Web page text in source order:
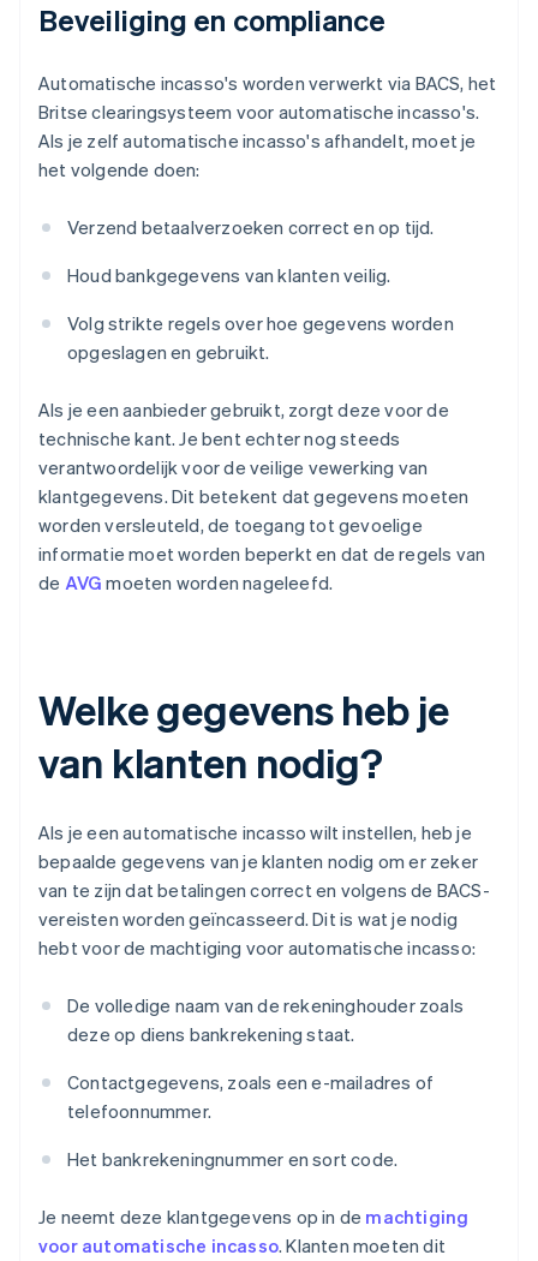
Beveiliging en compliance
Automatische incasso's worden verwerkt via BACS, het
Britse clearingsysteem voor automatische incasso's.
Als je zelf automatische incasso's afhandelt, moet je
het volgende doen:
Verzend betaalverzoeken correct en op tijd.
Houd bankgegevens van klanten veilig.
Volg strikte regels over hoe gegevens worden
opgeslagen en gebruikt.
Als je een aanbieder gebruikt, zorgt deze voor de
technische kant. Je bent echter nog steeds
verantwoordelijk voor de veilige vewerking van
klantgegevens. Dit betekent dat gegevens moeten
worden versleuteld, de toegang tot gevoelige
informatie moet worden beperkt en dat de regels van
de AVG moeten worden nageleefd.
Welke gegevens heb je
van klanten nodig?
Als je een automatische incasso wilt instellen, heb je
bepaalde gegevens van je klanten nodig om er zeker
van te zijn dat betalingen correct en volgens de BACS-
vereisten worden geïncasseerd. Dit is wat je nodig
hebt voor de machtiging voor automatische incasso:
De volledige naam van de rekeninghouder zoals
deze op diens bankrekening staat.
Contactgegevens, zoals een e-mailadres of
telefoonnummer.
Het bankrekeningnummer en sort code.
Je neemt deze klantgegevens op in de machtiging
voor automatische incasso. Klanten moeten dit